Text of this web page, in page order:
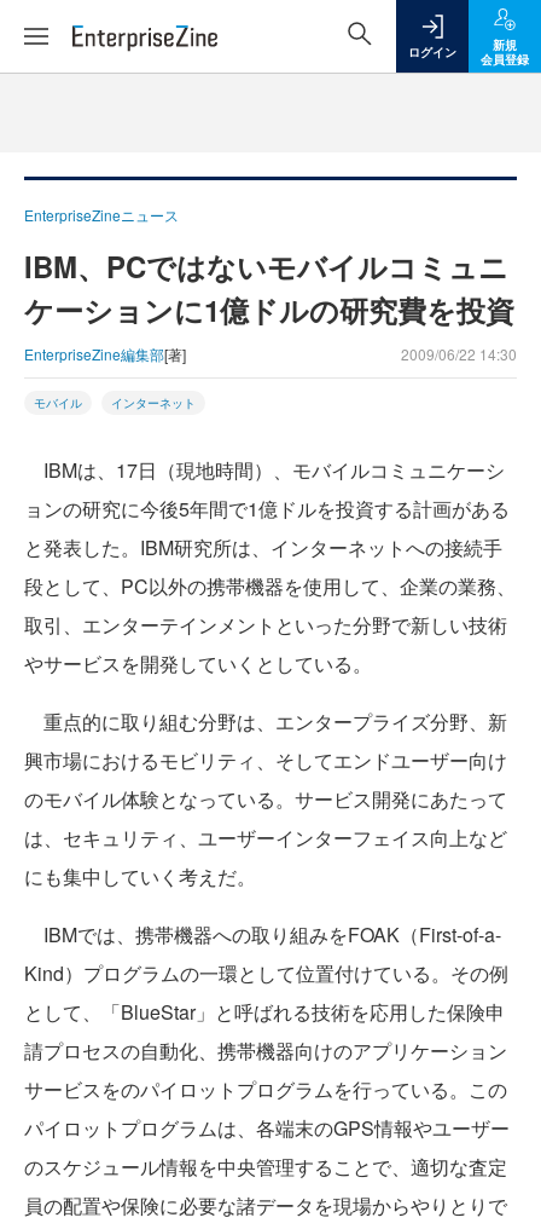
ログイン
新規
会員登録
EnterpriseZineニュース
IBM、PCではないモバイルコミュニ
ケーションに1億ドルの研究費を投資
EnterpriseZine編集部[著] 2009/06/22 14:30
モバイル インターネット
IBMは、17日（現地時間）、モバイルコミュニケーシ
ョンの研究に今後5年間で1億ドルを投資する計画がある
と発表した。IBM研究所は、インターネットへの接続手
段として、PC以外の携帯機器を使用して、企業の業務、
取引、エンターテインメントといった分野で新しい技術
やサービスを開発していくとしている。
重点的に取り組む分野は、エンタープライズ分野、新
興市場におけるモビリティ、そしてエンドユーザー向け
のモバイル体験となっている。サービス開発にあたって
は、セキュリティ、ユーザーインターフェイス向上など
にも集中していく考えだ。
IBMでは、携帯機器への取り組みをFOAK（First-of-a-
Kind）プログラムの一環として位置付けている。その例
として、「BlueStar」と呼ばれる技術を応用した保険申
請プロセスの自動化、携帯機器向けのアプリケーション
サービスをのパイロットプログラムを行っている。この
パイロットプログラムは、各端末のGPS情報やユーザー
のスケジュール情報を中央管理することで、適切な査定
員の配置や保険に必要な諸データを現場からやりとりで